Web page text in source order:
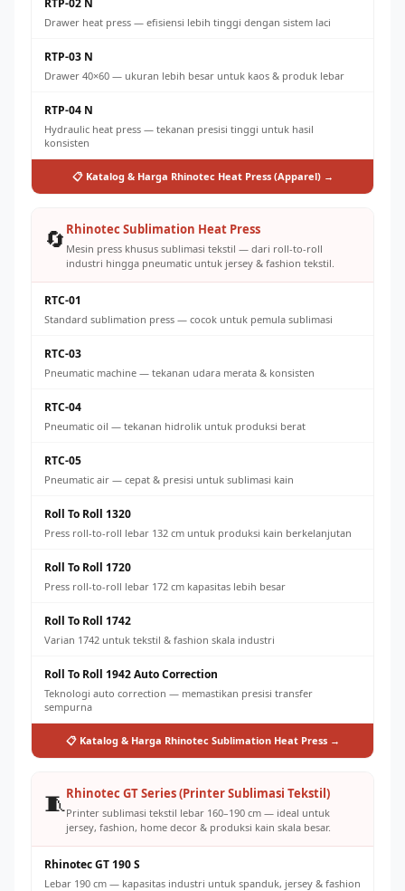
RTP-02 N
Drawer heat press — efisiensi lebih tinggi dengan sistem laci
RTP-03 N
Drawer 40×60 — ukuran lebih besar untuk kaos & produk lebar
RTP-04 N
Hydraulic heat press — tekanan presisi tinggi untuk hasil
konsisten
📋 Katalog & Harga Rhinotec Heat Press (Apparel) →
🔄 Rhinotec Sublimation Heat Press
Mesin press khusus sublimasi tekstil — dari roll-to-roll
industri hingga pneumatic untuk jersey & fashion tekstil.
RTC-01
Standard sublimation press — cocok untuk pemula sublimasi
RTC-03
Pneumatic machine — tekanan udara merata & konsisten
RTC-04
Pneumatic oil — tekanan hidrolik untuk produksi berat
RTC-05
Pneumatic air — cepat & presisi untuk sublimasi kain
Roll To Roll 1320
Press roll-to-roll lebar 132 cm untuk produksi kain berkelanjutan
Roll To Roll 1720
Press roll-to-roll lebar 172 cm kapasitas lebih besar
Roll To Roll 1742
Varian 1742 untuk tekstil & fashion skala industri
Roll To Roll 1942 Auto Correction
Teknologi auto correction — memastikan presisi transfer
sempurna
📋 Katalog & Harga Rhinotec Sublimation Heat Press →
🧵Rhinotec GT Series (Printer Sublimasi Tekstil)
Printer sublimasi tekstil lebar 160–190 cm — ideal untuk
jersey, fashion, home decor & produksi kain skala besar.
Rhinotec GT 190 S
Lebar 190 cm — kapasitas industri untuk spanduk, jersey & fashion